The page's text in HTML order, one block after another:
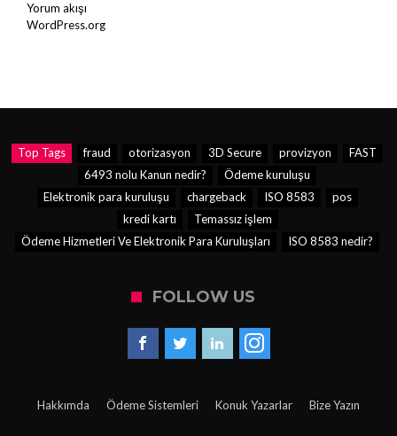
Yorum akışı
WordPress.org
Top Tags fraud otorizasyon 3D Secure provizyon
FAST
6493 nolu Kanun nedir?
Ödeme kuruluşu
Elektronik para kuruluşu
chargeback ISO 8583
pos
kredi kartı
Temassız işlem
Ödeme Hizmetleri Ve Elektronik Para Kuruluşları
ISO 8583 nedir?
FOLLOW US
Hakkımda Ödeme Sistemleri Konuk Yazarlar Bize Yazın